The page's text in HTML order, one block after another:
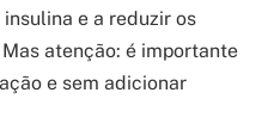
e a reduzir os
atenção: é importante
e sem adicionar